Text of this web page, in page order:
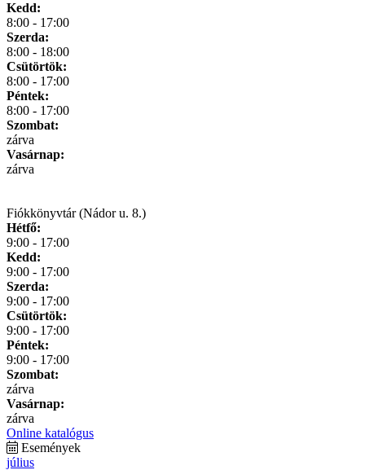
Kedd:
8:00 - 17:00
Szerda:
8:00 - 18:00
Csütörtök:
8:00 - 17:00
Péntek:
8:00 - 17:00
Szombat:
zárva
Vasárnap:
zárva
Fiókkönyvtár (Nádor u. 8.)
Hétfő:
9:00 - 17:00
Kedd:
9:00 - 17:00
Szerda:
9:00 - 17:00
Csütörtök:
9:00 - 17:00
Péntek:
9:00 - 17:00
Szombat:
zárva
Vasárnap:
zárva
Online katalógus
Események
július